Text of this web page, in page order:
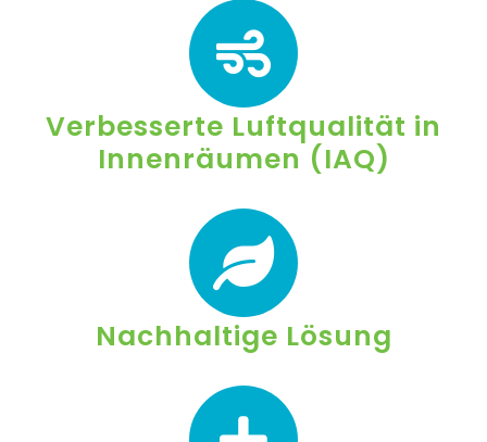
Verbesserte Luftqualität in
Innenräumen (IAQ)
Nachhaltige Lösung